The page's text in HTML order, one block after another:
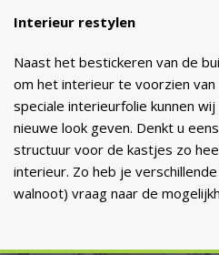
Interieur restylen
Naast het bestickeren van de
om het interieur te voorzien
speciale interieurfolie kunnen
nieuwe look geven. Denkt u
structuur voor de kastjes zo
interieur. Zo heb je
walnoot) vraag naar de